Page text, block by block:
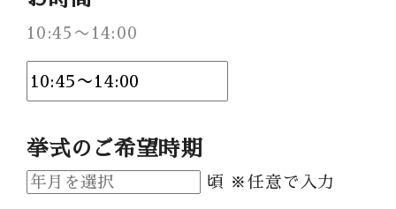
ギャラリー
アクセス
紹介キャンペーン
成約者サイト
10:45〜14:00
挙式のご希望時期
頃 ※任意で入力